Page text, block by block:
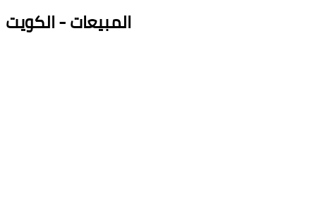
المبيعات - الكويت